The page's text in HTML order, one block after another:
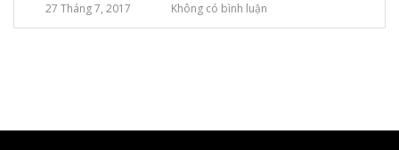
27 Tháng 7, 2017 Không có bình luận